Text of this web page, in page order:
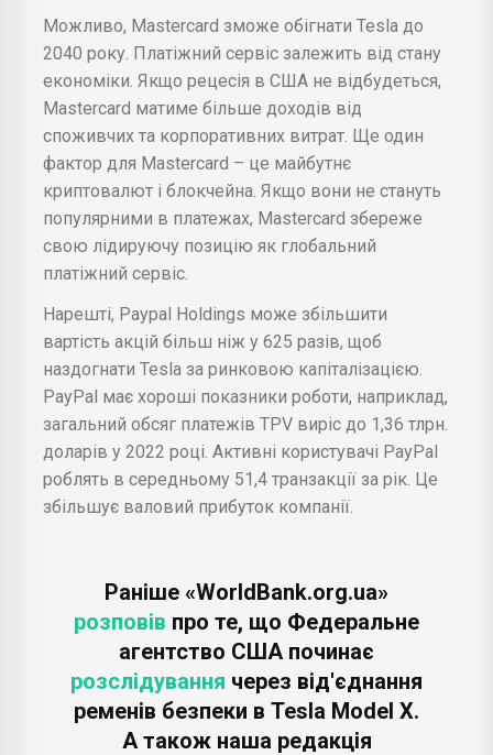
Можливо, Mastercard зможе обігнати Tesla до
2040 року. Платіжний сервіс залежить від стану
економіки. Якщо рецесія в США не відбудеться,
Mastercard матиме більше доходів від
споживчих та корпоративних витрат. Ще один
фактор для Mastercard – це майбутнє
криптовалют і блокчейна. Якщо вони не стануть
популярними в платежах, Mastercard збереже
свою лідируючу позицію як глобальний
платіжний сервіс.
Нарешті, Paypal Holdings може збільшити
вартість акцій більш ніж у 625 разів, щоб
наздогнати Tesla за ринковою капіталізацією.
PayPal має хороші показники роботи, наприклад,
загальний обсяг платежів TPV виріс до 1,36 тлрн.
доларів у 2022 році. Активні користувачі PayPal
роблять в середньому 51,4 транзакції за рік. Це
збільшує валовий прибуток компанії.
Раніше «WorldBank.org.ua»
розповів про те, що Федеральне
агентство США починає
розслідування через від'єднання
ременів безпеки в Tesla Model X.
А також наша редакція